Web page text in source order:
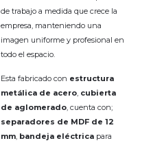
de trabajo a medida que crece la
empresa, manteniendo una
imagen uniforme y profesional en
todo el espacio.
Esta fabricado con estructura
metálica de acero, cubierta
de aglomerado, cuenta con;
separadores de MDF de 12
mm, bandeja eléctrica para